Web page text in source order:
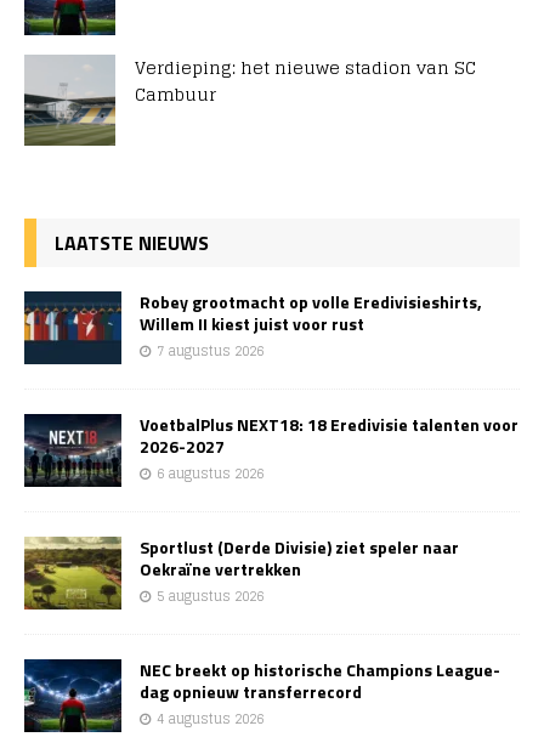
Verdieping: het nieuwe stadion van SC
Cambuur
LAATSTE NIEUWS
Robey grootmacht op volle Eredivisieshirts,
Willem II kiest juist voor rust
7 augustus 2026
VoetbalPlus NEXT18: 18 Eredivisie talenten voor
2026-2027
6 augustus 2026
Sportlust (Derde Divisie) ziet speler naar
Oekraïne vertrekken
5 augustus 2026
NEC breekt op historische Champions League-
dag opnieuw transferrecord
4 augustus 2026